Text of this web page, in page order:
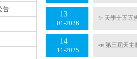
告
01 2026
13 ✨ 天學十五五
11 2025
14 📣 第三屆天主